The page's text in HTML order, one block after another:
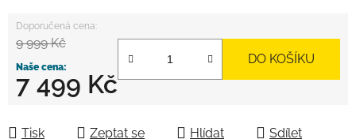
9 999 Kč
7 499 Kč
DO KOŠÍKU
Tisk Zeptat se Hlídat Sdílet